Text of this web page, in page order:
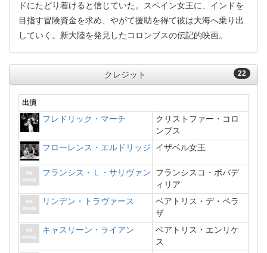
ドにたどり着けると信じていた。スペイン女王に、インドを
目指す冒険資金を求め、やがて援助を得て彼は大海へ乗り出
していく。新大陸を発見したコロンブスの伝記的映画。
22
クレジット
出演
フレドリック・マーチ
クリストファー・コロ
ンブス
フローレンス・エルドリッジ
イザベル女王
フランシス・Ｌ・サリヴァン
フランシスコ・ボバデ
ィリア
リンデン・トラヴァース
ベアトリス・デ・ペラ
ザ
キャスリーン・ライアン
ベアトリス・エンリケ
ス